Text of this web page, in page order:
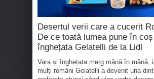
Desertul verii care a cucerit
De ce toată lumea pune în coș
înghețata Gelatelli de la Lidl
Vara și înghețata merg mână în mână,
mulți români Gelatelli a devenit una